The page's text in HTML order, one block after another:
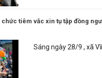
chức tiêm vắc xin tụ tập đồng
Sáng ngày 28/9 , xã